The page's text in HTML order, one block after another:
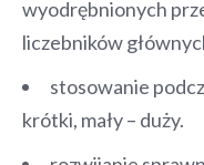
wyodrębnionych
liczebników
stosowanie
krótki, mały – duży.